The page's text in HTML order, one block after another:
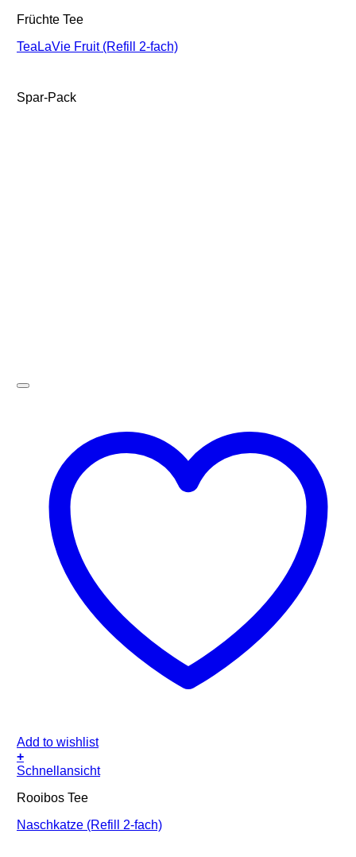
Früchte Tee
TeaLaVie Fruit (Refill 2-fach)
Spar-Pack
Add to wishlist
+
Schnellansicht
Rooibos Tee
Naschkatze (Refill 2-fach)